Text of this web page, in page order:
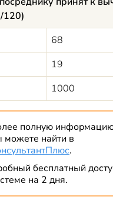
120)
68
19
1000
полную
можете найти в
.
бесплатный
на 2 дня.